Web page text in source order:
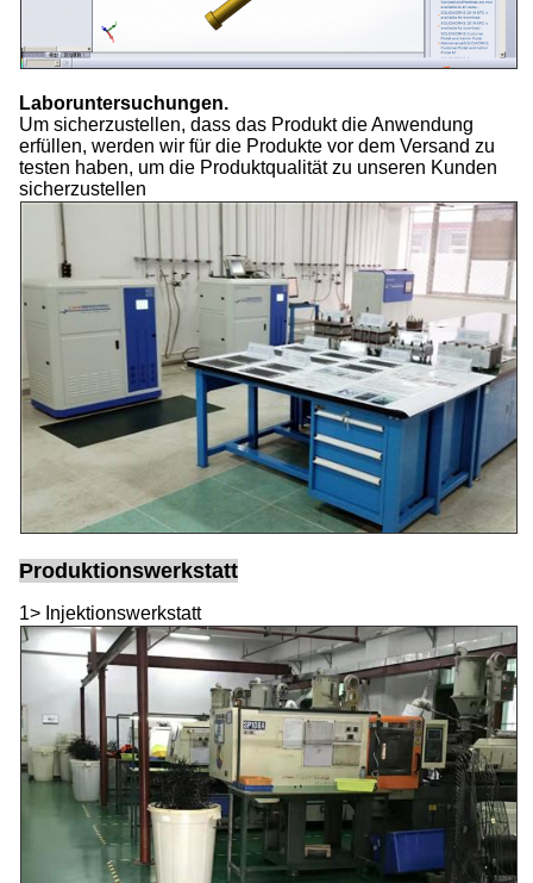
Laboruntersuchungen.
Um sicherzustellen, dass das Produkt die Anwendung
erfüllen, werden wir für die Produkte vor dem Versand zu
testen haben, um die Produktqualität zu unseren Kunden
sicherzustellen
Produktionswerkstatt
1> Injektionswerkstatt